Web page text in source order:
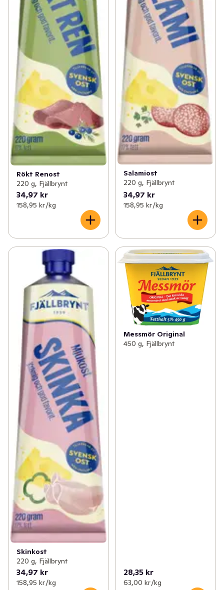
Rökt Renost
220 g, Fjällbrynt
34,97 kr
158,95 kr /kg
Salamiost
220 g, Fjällbrynt
34,97 kr
158,95 kr /kg
Skinkost
220 g, Fjällbrynt
34,97 kr
158,95 kr /kg
Messmör Original
450 g, Fjällbrynt
28,35 kr
63,00 kr /kg